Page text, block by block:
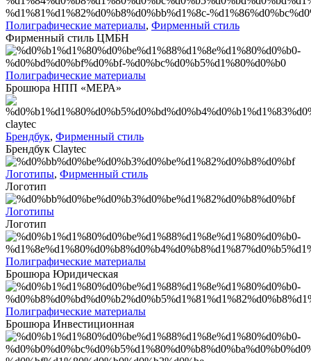
Полиграфические материалы, Фирменный стиль
Фирменный стиль ЦМБН
Полиграфические материалы
Брошюра НПП «МЕРА»
Брендбук, Фирменный стиль
Брендбук Claytec
Логотипы, Фирменный стиль
Логотип
Логотипы
Логотип
Полиграфические материалы
Брошюра Юридическая
Полиграфические материалы
Брошюра Инвестиционная